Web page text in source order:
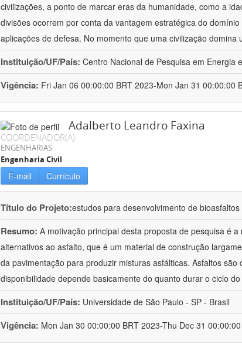
civilizações, a ponto de marcar eras da humanidade, como a
divisões ocorrem por conta da vantagem estratégica do
aplicações de defesa. No momento que uma civilização domina
Instituição/UF/País: Centro Nacional de Pesquisa em Energia
Vigência: Fri Jan 06 00:00:00 BRT 2023-Mon Jan 31 00:00:00
Adalberto Leandro Faxina
COORDENADOR(A)
ENGENHARIAS
Engenharia Civil
E-mail Currículo
Título do Projeto:estudos para desenvolvimento de
Resumo: A motivação principal desta proposta de pesquisa é
alternativos ao asfalto, que é um material de construção
da pavimentação para produzir misturas asfálticas. Asfaltos
disponibilidade depende basicamente do quanto durar o ciclo
Instituição/UF/País: Universidade de São Paulo - SP - Brasil
Vigência: Mon Jan 30 00:00:00 BRT 2023-Thu Dec 31